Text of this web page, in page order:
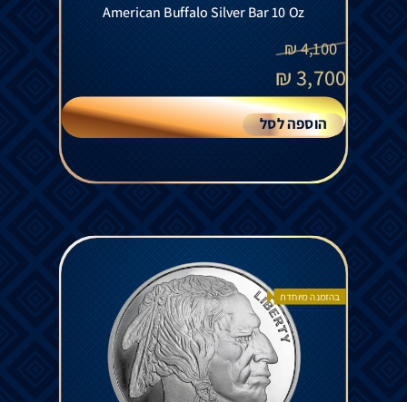
American Buffalo Silver Bar 10 Oz
4,100
₪
3,700
₪
הוספה לסל
בהזמנה מיוחדת